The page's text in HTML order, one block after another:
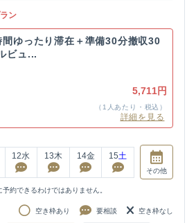
ン
間ゆったり滞在＋準備30分撤収30
ビュ...
5,711円
（1人あたり・税込）
詳細を見る
12水 13木 14金 15土
その他
約できるわけではありません。
空き枠あり 要相談 空き枠なし